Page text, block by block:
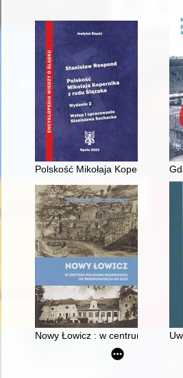
Polskość Mikołaja Kopernika z
Nowy Łowicz : w centrum